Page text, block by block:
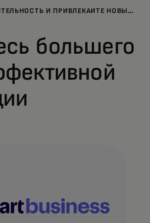
И ПРИВЛЕКАЙТЕ НОВЫХ
большего